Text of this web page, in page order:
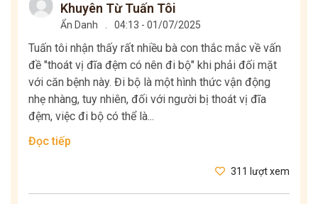
Khuyên Từ Tuấn Tôi
Ẩn Danh 04:13 - 01/07/2025
Tuấn tôi nhận thấy rất nhiều bà con thắc mắc về vấn
đề "thoát vị đĩa đệm có nên đi bộ" khi phải đối mặt
với căn bệnh này. Đi bộ là một hình thức vận động
nhẹ nhàng, tuy nhiên, đối với người bị thoát vị đĩa
đệm, việc đi bộ có thể là...
Đọc tiếp
311 lượt xem